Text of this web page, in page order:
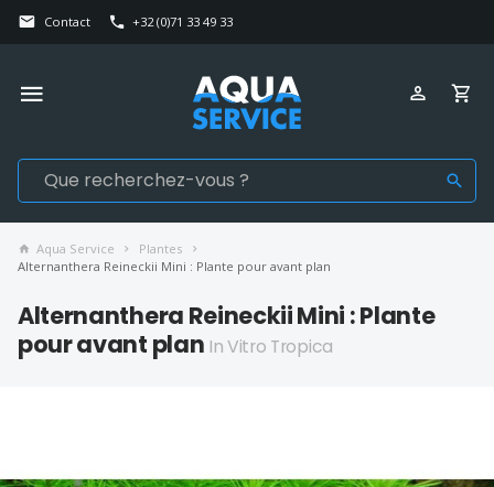
Contact +32 (0)71 33 49 33
Aqua Service
Plantes
Alternanthera Reineckii Mini : Plante pour avant plan
Alternanthera Reineckii Mini : Plante
pour avant plan In Vitro Tropica